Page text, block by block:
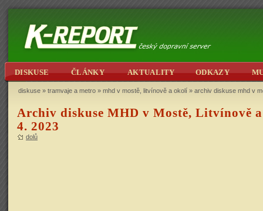
DISKUSE ČLÁNKY AKTUALITY ODKAZY
diskuse » tramvaje a metro » mhd v mostě, litvínově a okolí » archiv diskuse mhd v
Archiv diskuse MHD v Mostě, Litvínově
4. 2023
dolů